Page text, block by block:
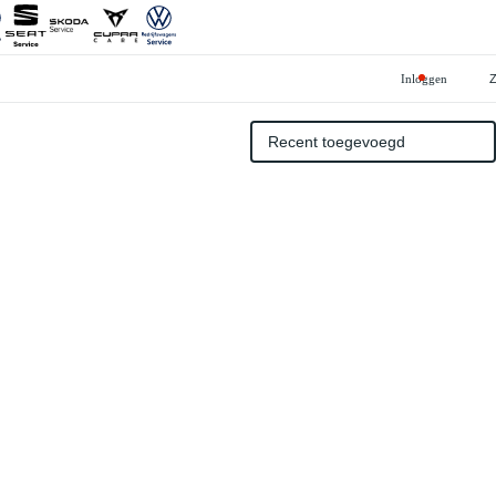
Inloggen